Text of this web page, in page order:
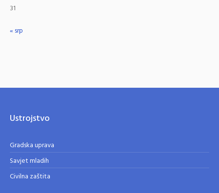
31
« srp
Ustrojstvo
Gradska uprava
Savjet mladih
Civilna zaštita